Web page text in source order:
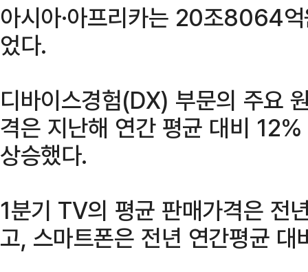
아시아·아프리카는 20조8064
었다.
디바이스경험(DX) 부문의 주요
격은 지난해 연간 평균 대비
상승했다.
1분기 TV의 평균 판매가격은 전
고, 스마트폰은 전년 연간평균 대